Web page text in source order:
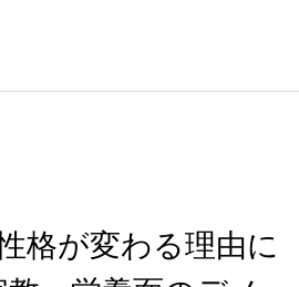
格が変わる理由に